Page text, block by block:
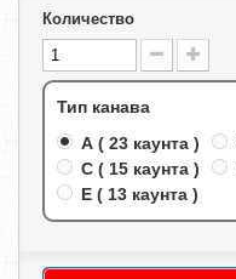
Количество
Тип канава
A ( 23 каунта )
C ( 15 каунта )
E ( 13 каунта )